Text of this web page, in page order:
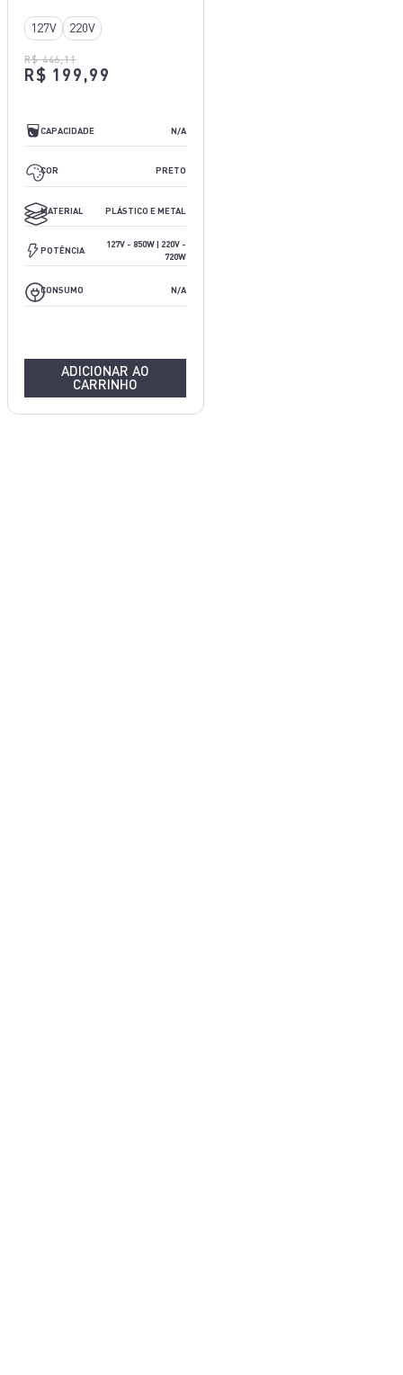
127V 220V
R$ 446,11
R$ 199,99
CAPACIDADE N/A
COR PRETO
MATERIAL PLÁSTICO E METAL
POTÊNCIA
127V - 850W | 220V -
720W
CONSUMO N/A
ADICIONAR AO
CARRINHO